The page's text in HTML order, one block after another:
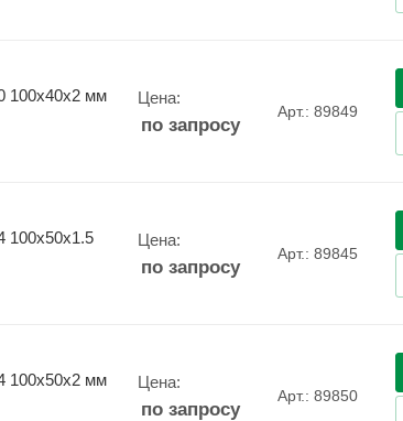
100х40х2 мм
Цена:
по запросу
Арт.: 89849
100х50х1.5
Цена:
по запросу
Арт.: 89845
100х50х2 мм
Цена:
по запросу
Арт.: 89850